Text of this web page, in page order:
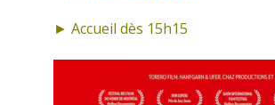
► Accueil dès 15h15